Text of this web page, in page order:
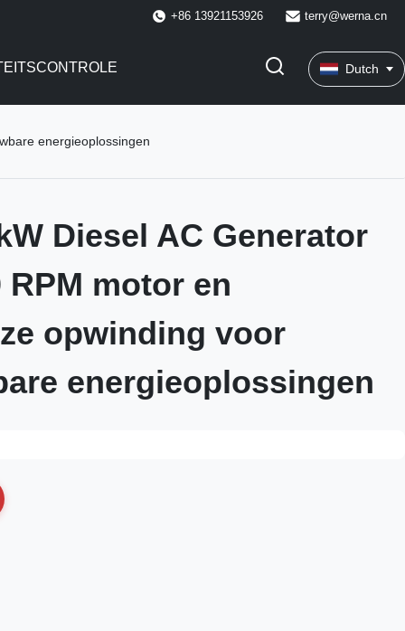
+86 13921153926 terry@werna.cn
Dutch
energieoplossingen
Diesel AC Generator
RPM motor en
opwinding voor
energieoplossingen